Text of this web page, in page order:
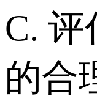
C.
的合